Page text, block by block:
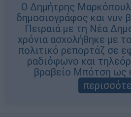
Ο Δημήτρης
δημοσιογράφος και νυν
Πειραιά με τη Νέα
χρόνια ασχολήθηκε με
πολιτικό ρεπορτάζ σε
ραδιόφωνο και
βραβείο Μπότση ως